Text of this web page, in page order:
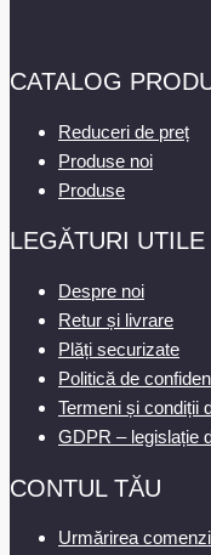
CATALOG
Reduceri de preț
Produse noi
Produse
LEGĂTURI UTILE
Despre noi
Retur și livrare
Plăți securizate
Politică de
Termeni și condiții
GDPR – legislație
CONTUL TĂU
Urmărirea